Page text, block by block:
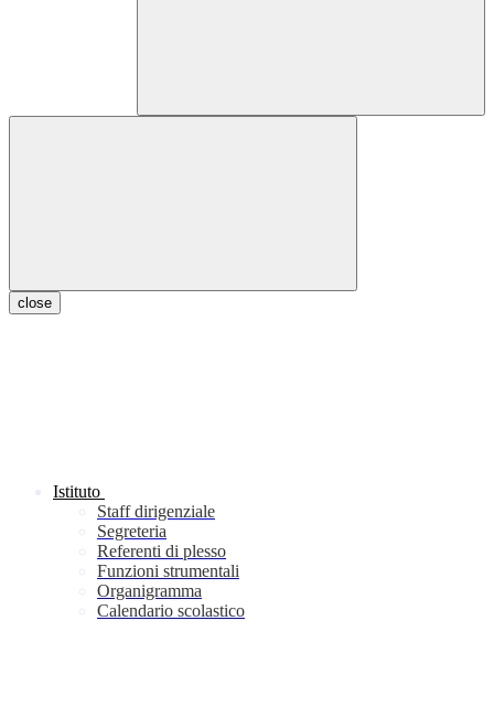
close
Istituto
Staff dirigenziale
Segreteria
Referenti di plesso
Funzioni strumentali
Organigramma
Calendario scolastico